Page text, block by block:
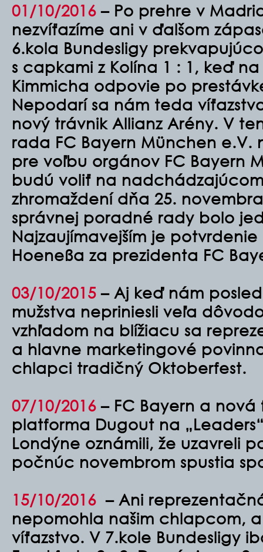
01/10/2016 – Po prehre v
nezvíťazíme ani v ďalšom
6.kola Bundesligy
s capkami z Kolína 1 : 1, keď
Kimmicha odpovie po
Nepodarí sa nám teda
nový trávnik Allianz Arény. V
rada FC Bayern München
pre voľbu orgánov FC Bayern
budú voliť na
zhromaždení dňa 25.
správnej poradné rady bolo
Najzaujímavejším je
Hoeneßa za prezidenta FC
03/10/2015 – Aj keď nám
mužstva nepriniesli veľa
vzhľadom na blížiacu sa
a hlavne marketingové
chlapci tradičný Oktoberfest.
07/10/2016 – FC Bayern a
platforma Dugout na
Londýne oznámili, že uzavreli
počnúc novembrom spustia
15/10/2016 – Ani
nepomohla našim chlapcom,
víťazstvo. V 7.kole Bundesligy